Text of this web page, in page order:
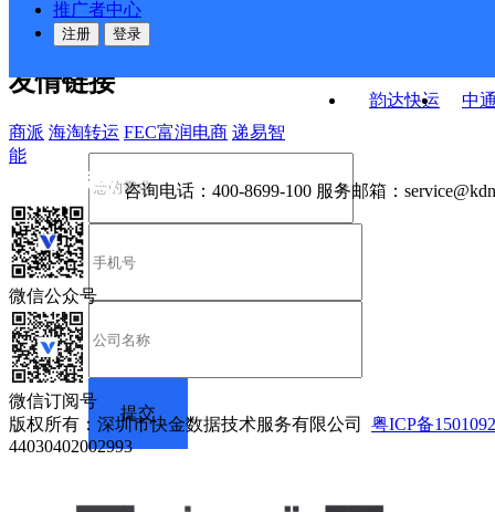
推广者中心
注册 登录
韵达快运
中
合作伙伴 快递鸟接口服务协议
户隐私政策
友情链接
商派 海淘转运 FEC富润电商 递易智
能
咨询电话： 400-8699-100 服务邮箱：
微信公众号
微信订阅号
版权所有：深圳市快金数据技术服务有限公司 粤ICP备
44030402002993